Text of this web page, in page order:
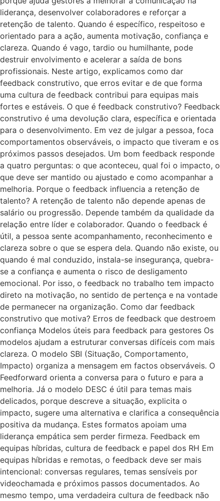
liderança, desenvolver colaboradores e reforçar a
retenção de talento. Quando é específico, respeitoso e
orientado para a ação, aumenta motivação, confiança e
clareza. Quando é vago, tardio ou humilhante, pode
destruir envolvimento e acelerar a saída de bons
profissionais. Neste artigo, explicamos como dar
feedback construtivo, que erros evitar e de que forma
uma cultura de feedback contribui para equipas mais
fortes e estáveis. O que é feedback construtivo? Feedback
construtivo é uma devolução clara, específica e orientada
para o desenvolvimento. Em vez de julgar a pessoa, foca
comportamentos observáveis, o impacto que tiveram e os
próximos passos desejados. Um bom feedback responde
a quatro perguntas: o que aconteceu, qual foi o impacto, o
que deve ser mantido ou ajustado e como acompanhar a
melhoria. Porque o feedback influencia a retenção de
talento? A retenção de talento não depende apenas de
salário ou progressão. Depende também da qualidade da
relação entre líder e colaborador. Quando o feedback é
útil, a pessoa sente acompanhamento, reconhecimento e
clareza sobre o que se espera dela. Quando não existe, ou
quando é mal conduzido, instala-se insegurança, quebra-
se a confiança e aumenta o risco de desligamento
emocional. Por isso, o feedback no trabalho tem impacto
direto na motivação, no sentido de pertença e na vontade
de permanecer na organização. Como dar feedback
construtivo que motiva? Erros de feedback que destroem
confiança Modelos úteis para feedback para gestores Os
modelos ajudam a estruturar conversas difíceis com mais
clareza. O modelo SBI (Situação, Comportamento,
Impacto) organiza a mensagem em factos observáveis. O
Feedforward orienta a conversa para o futuro e para a
melhoria. Já o modelo DESC é útil para temas mais
delicados, porque descreve a situação, explicita o
impacto, sugere uma alternativa e clarifica a consequência
positiva da mudança. Estes formatos apoiam uma
liderança empática sem perder firmeza. Feedback em
equipas híbridas, cultura de feedback e papel dos RH Em
equipas híbridas e remotas, o feedback deve ser mais
intencional: conversas regulares, temas sensíveis por
videochamada e próximos passos documentados. Ao
mesmo tempo, uma verdadeira cultura de feedback não